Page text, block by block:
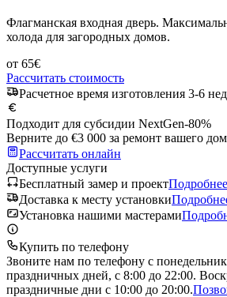
Флагманская входная дверь.
холода для загородных домов.
от 65€
Рассчитать стоимость
Расчетное время изготовления 3-6
Подходит для субсидии NextGen-80%
Верните до €3 000 за ремонт вашего
Рассчитать онлайн
Доступные услуги
Бесплатный замер и проектПодробнее
Доставка к месту установки
Установка нашими мастерами
Купить по телефону
Звоните нам по телефону с
праздничных дней, с 8:00 до 22:00.
праздничные дни с 10:00 до 20:00.